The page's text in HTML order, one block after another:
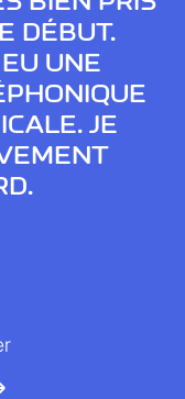
DÉBUT.
UNE
JE